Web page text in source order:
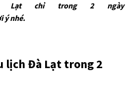
chỉ trong 2 ngày
ý nhé.
lịch Đà Lạt trong 2